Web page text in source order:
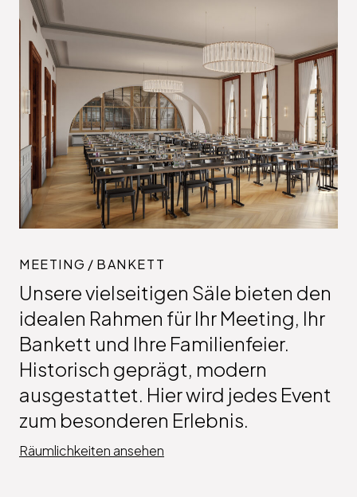
MEETING / BANKETT
Unsere vielseitigen Säle bieten den
idealen Rahmen für Ihr Meeting, Ihr
Bankett und Ihre Familienfeier.
Historisch geprägt, modern
ausgestattet. Hier wird jedes Event
zum besonderen Erlebnis.
Räumlichkeiten ansehen